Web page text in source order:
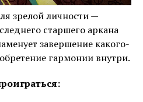
зрелой личности —
старшего аркана
завершение какого-
гармонии внутри.